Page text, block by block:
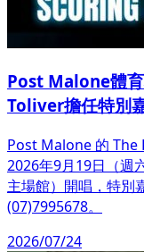
Post Malone體
Toliver擔任特別
Post Malone 的 The
2026年9月19日（週
主場館）開唱，特別
(07)7995678。
2026/07/24